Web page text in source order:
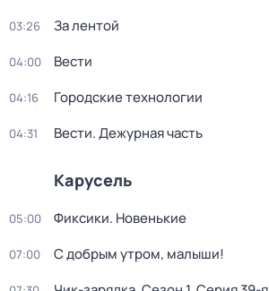
03:26 За лентой
04:00 Вести
04:16 Городские технологии
04:31 Вести. Дежурная часть
Карусель
05:00 Фиксики. Новенькие
07:00 С добрым утром, малыши!